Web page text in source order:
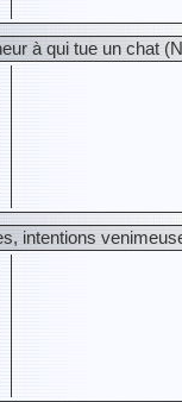
à qui tue un chat
intentions